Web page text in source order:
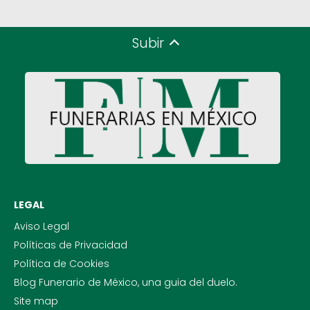
Subir
LEGAL
Aviso Legal
Políticas de Privacidad
Política de Cookies
Blog Funerario de México, una guia del duelo.
Site map